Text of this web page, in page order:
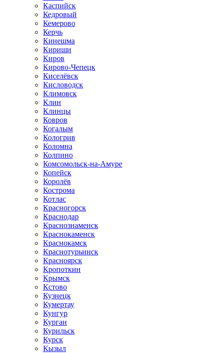
Каспийск
Кедровый
Кемерово
Керчь
Кинешма
Кириши
Киров
Кирово-Чепецк
Киселёвск
Кисловодск
Климовск
Клин
Клинцы
Ковров
Когалым
Кологрив
Коломна
Колпино
Комсомольск-на-Амуре
Копейск
Королёв
Кострома
Котлас
Красногорск
Краснодар
Краснознаменск
Краснокаменск
Краснокамск
Краснотурьинск
Красноярск
Кропоткин
Крымск
Кстово
Кузнецк
Кумертау
Кунгур
Курган
Курильск
Курск
Кызыл